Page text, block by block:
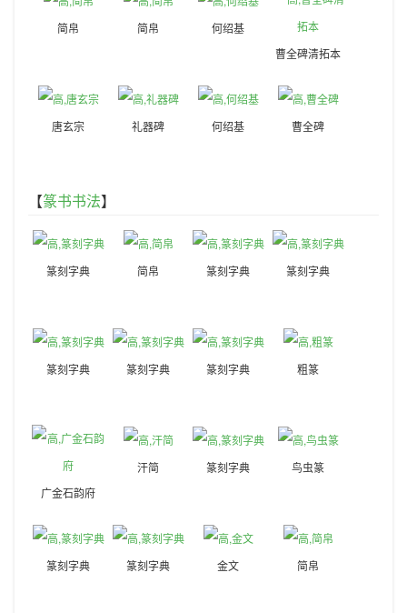
简帛 简帛
何绍基
曹全碑清拓本
唐玄宗 礼器碑 何绍基 曹全碑
【篆书书法】
篆刻字典 简帛 篆刻字典 篆刻字典
篆刻字典 篆刻字典 篆刻字典 粗篆
广金石韵府
汗简 篆刻字典 鸟虫篆
篆刻字典 篆刻字典 金文 简帛